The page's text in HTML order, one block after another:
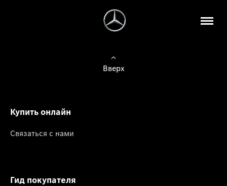
Вверх
Купить онлайн
Связаться с нами
Гид покупателя